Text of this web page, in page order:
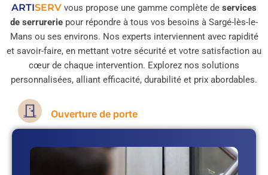
ARTISERV vous propose une gamme complète de services
de serrurerie pour répondre à tous vos besoins à Sargé-lès-le-
Mans ou ses environs. Nos experts interviennent avec rapidité
et savoir-faire, en mettant votre sécurité et votre satisfaction au
cœur de chaque intervention. Explorez nos solutions
personnalisées, alliant efficacité, durabilité et prix abordables.
Ouverture de porte